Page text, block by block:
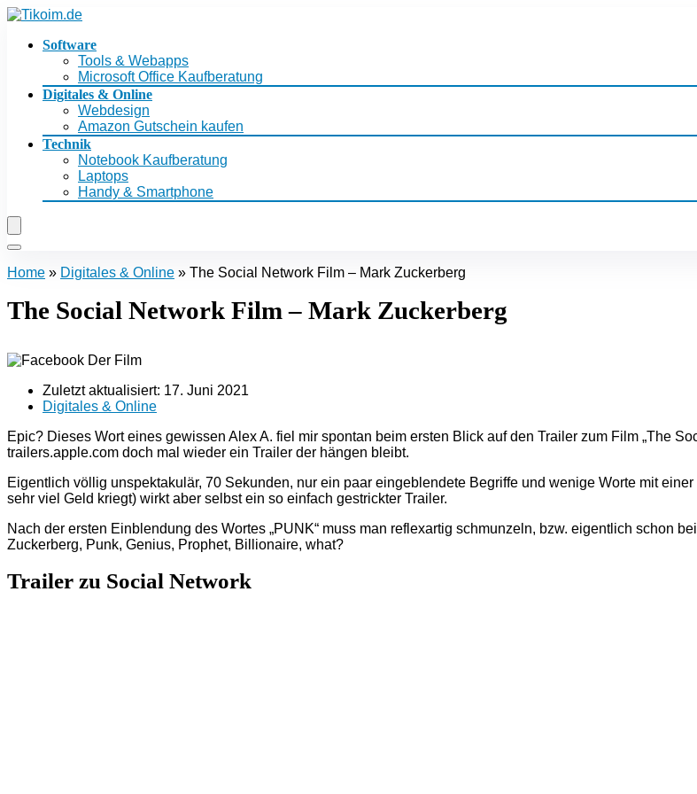
Software
Tools & Webapps
Microsoft Office Kaufberatung
Digitales & Online
Webdesign
Amazon Gutschein kaufen
Technik
Notebook Kaufberatung
Laptops
Handy & Smartphone
Home » Digitales & Online » The Social Network Film – Mark Zuckerberg
The Social Network Film – Mark Zuckerberg
Zuletzt aktualisiert: 17. Juni 2021
Digitales & Online
Epic? Dieses Wort eines gewissen Alex A. fiel mir spontan beim ersten Blick auf den Trailer zum Film „The
trailers.apple.com doch mal wieder ein Trailer der hängen bleibt.
Eigentlich völlig unspektakulär, 70 Sekunden, nur ein paar eingeblendete Begriffe und wenige Worte mit
sehr viel Geld kriegt) wirkt aber selbst ein so einfach gestrickter Trailer.
Nach der ersten Einblendung des Wortes „PUNK“ muss man reflexartig schmunzeln, bzw. eigentlich schon
Zuckerberg, Punk, Genius, Prophet, Billionaire, what?
Trailer zu Social Network